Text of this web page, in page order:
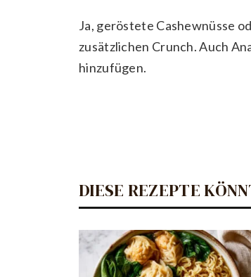
Ja, geröstete Cashewnüsse
zusätzlichen Crunch. Auch
hinzufügen.
DIESE REZEPTE